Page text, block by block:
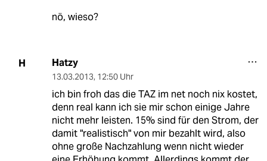
nö, wieso?
H Hatzy
13.03.2013, 12:50 Uhr
ich bin froh das die TAZ im net noch nix kostet,
denn real kann ich sie mir schon einige Jahre
nicht mehr leisten. 15% sind für den Strom, der
damit "realistisch" von mir bezahlt wird, also
ohne große Nachzahlung wenn nicht wieder